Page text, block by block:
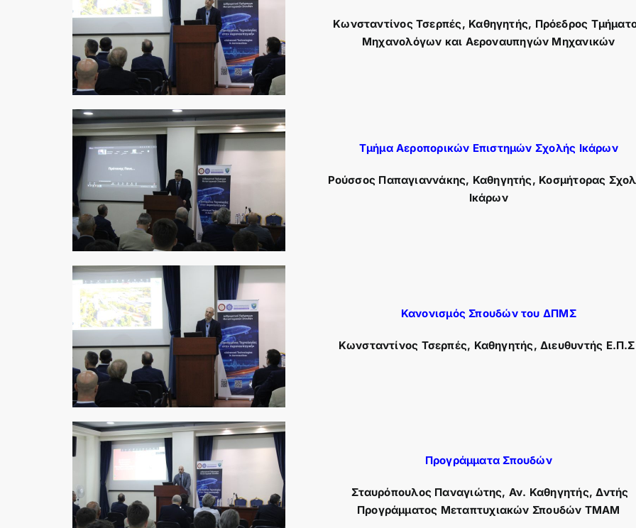
Κωνσταντίνος Τσερπές, Καθηγητής, Πρόεδρος
Μηχανολόγων και Αεροναυπηγών Μηχανικών
Τμήμα Αεροπορικών Επιστημών Σχολής Ικάρων
Ρούσσος Παπαγιαννάκης, Καθηγητής, Κοσμήτορας
Ικάρων
Κανονισμός Σπουδών του ΔΠΜΣ
Κωνσταντίνος Τσερπές, Καθηγητής, Διευθυντής
Προγράμματα Σπουδών
Σταυρόπουλος Παναγιώτης, Αν. Καθηγητής,Δντής
Προγράμματος Μεταπτυχιακών Σπουδών ΤΜΑΜ